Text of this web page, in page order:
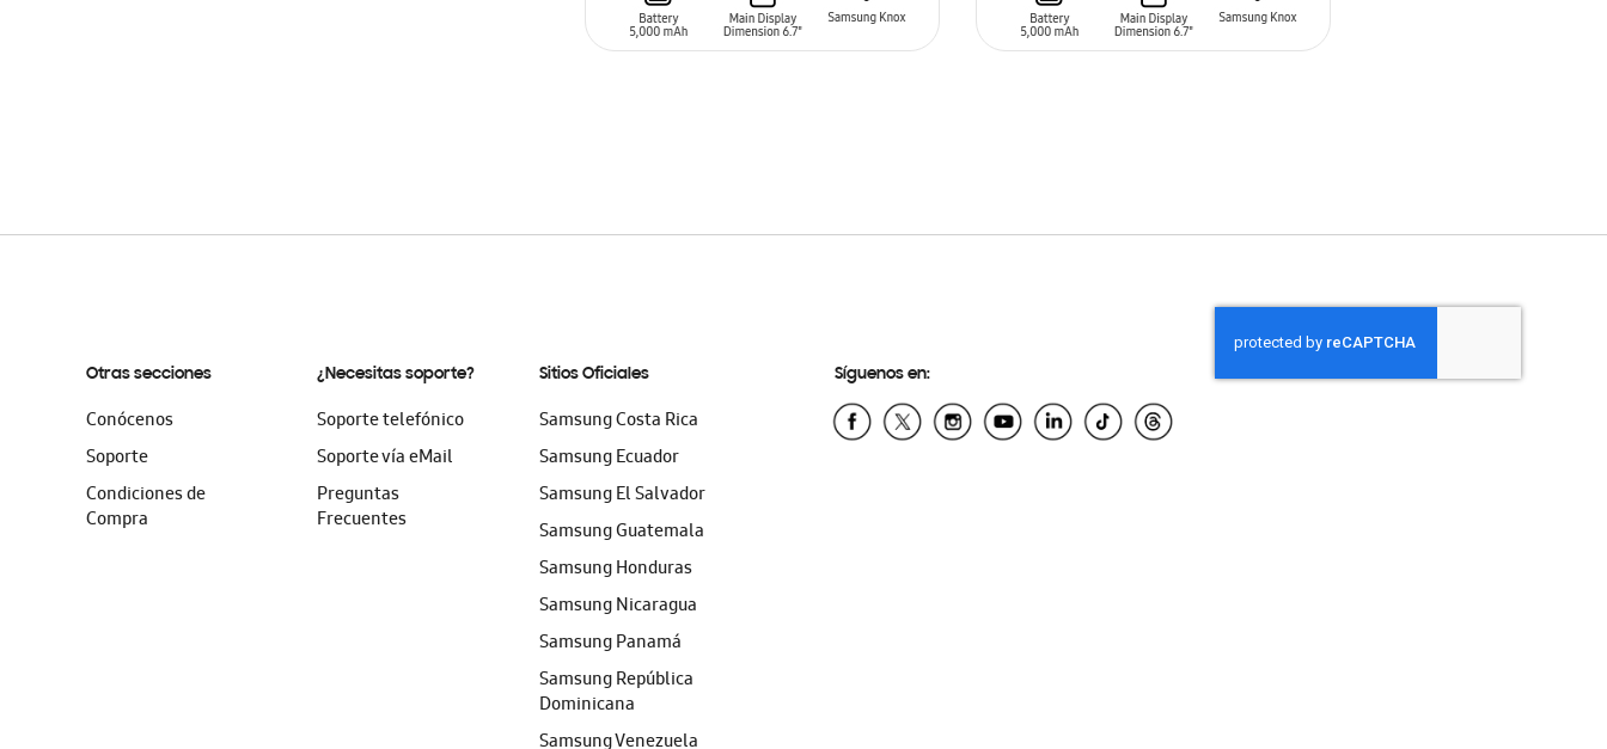
Otras secciones
Conócenos
Soporte
Condiciones de
Compra
¿Necesitas soporte?
Soporte telefónico
Soporte vía eMail
Preguntas
Frecuentes
Sitios Oficiales
Samsung Costa Rica
Samsung Ecuador
Samsung El Salvador
Samsung Guatemala
Samsung Honduras
Samsung Nicaragua
Samsung Panamá
Samsung República
Dominicana
Samsung Venezuela
Síguenos en: